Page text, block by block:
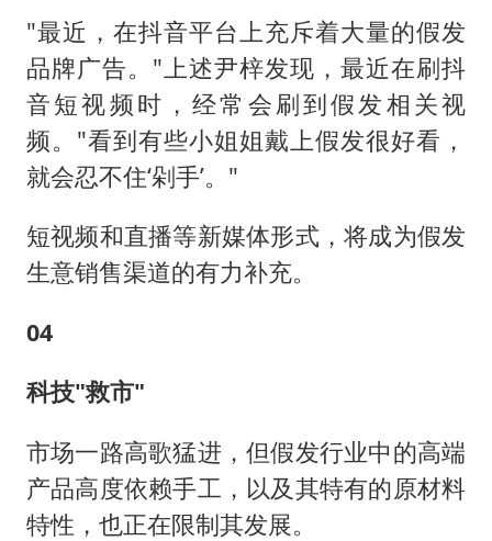
"最近，在抖音平台上充斥着大量的假发
品牌广告。"上述尹梓发现，最近在刷抖
音短视频时，经常会刷到假发相关视
频。"看到有些小姐姐戴上假发很好看，
就会忍不住‘剁手’。"
短视频和直播等新媒体形式，将成为假发
生意销售渠道的有力补充。
04
科技"救市"
市场一路高歌猛进，但假发行业中的高端
产品高度依赖手工，以及其特有的原材料
特性，也正在限制其发展。